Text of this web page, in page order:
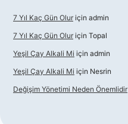
7 Yıl Kaç Gün Olur için admin
7 Yıl Kaç Gün Olur için Topal
Yeşil Çay Alkali Mi için admin
Yeşil Çay Alkali Mi için Nesrin
Değişim Yönetimi Neden Önemlidir